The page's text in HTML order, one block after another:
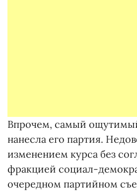
Впрочем, самый
нанесла его партия.
изменением курса без
фракцией социал-
очередном партийном